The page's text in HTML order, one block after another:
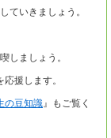
ていきましょう。
しましょう。
援します。
の豆知識 』もご覧く